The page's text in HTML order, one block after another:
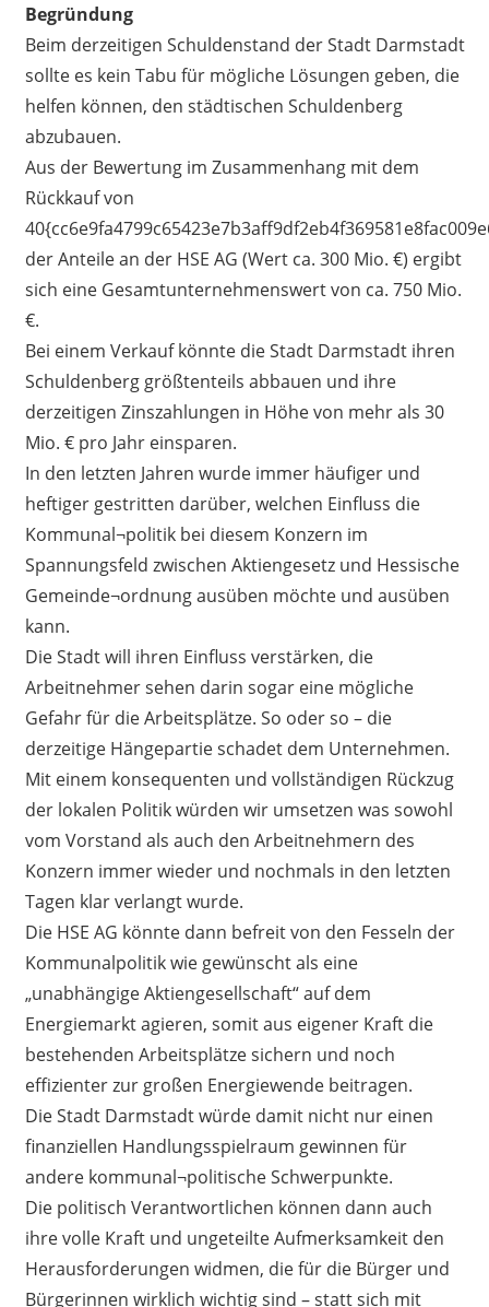
Begründung
Beim derzeitigen Schuldenstand der Stadt Darmstadt
sollte es kein Tabu für mögliche Lösungen geben, die
helfen können, den städtischen Schuldenberg
abzubauen.
Aus der Bewertung im Zusammenhang mit dem
Rückkauf von
der Anteile an der HSE AG (Wert ca. 300 Mio. €) ergibt
sich eine Gesamtunternehmenswert von ca. 750 Mio.
€.
Bei einem Verkauf könnte die Stadt Darmstadt ihren
Schuldenberg größtenteils abbauen und ihre
derzeitigen Zinszahlungen in Höhe von mehr als 30
Mio. € pro Jahr einsparen.
In den letzten Jahren wurde immer häufiger und
heftiger gestritten darüber, welchen Einfluss die
Kommunal¬politik bei diesem Konzern im
Spannungsfeld zwischen Aktiengesetz und Hessische
Gemeinde¬ordnung ausüben möchte und ausüben
kann.
Die Stadt will ihren Einfluss verstärken, die
Arbeitnehmer sehen darin sogar eine mögliche
Gefahr für die Arbeitsplätze. So oder so – die
derzeitige Hängepartie schadet dem Unternehmen.
Mit einem konsequenten und vollständigen Rückzug
der lokalen Politik würden wir umsetzen was sowohl
vom Vorstand als auch den Arbeitnehmern des
Konzern immer wieder und nochmals in den letzten
Tagen klar verlangt wurde.
Die HSE AG könnte dann befreit von den Fesseln der
Kommunalpolitik wie gewünscht als eine
„unabhängige Aktiengesellschaft“ auf dem
Energiemarkt agieren, somit aus eigener Kraft die
bestehenden Arbeitsplätze sichern und noch
effizienter zur großen Energiewende beitragen.
Die Stadt Darmstadt würde damit nicht nur einen
finanziellen Handlungsspielraum gewinnen für
andere kommunal¬politische Schwerpunkte.
Die politisch Verantwortlichen können dann auch
ihre volle Kraft und ungeteilte Aufmerksamkeit den
Herausforderungen widmen, die für die Bürger und
Bürgerinnen wirklich wichtig sind – statt sich mit